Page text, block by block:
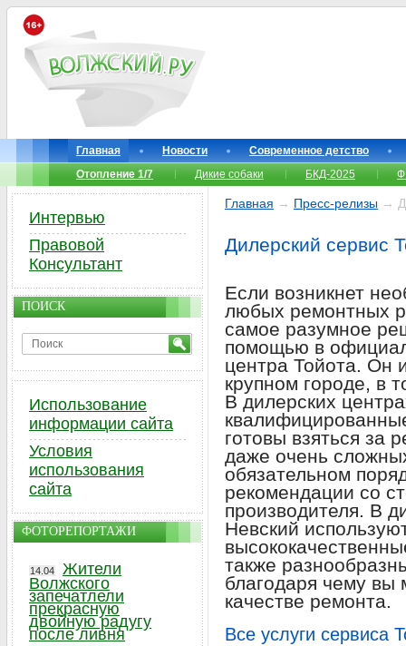
Главная Новости
Современное детство
Отопление 1/7
Дикие собаки БКД-2025
Главная → Пресс-релизы →
Дилерский сервис
Если возникнет
любых ремонтных
самое разумное
помощью в
центра Тойота. Он
крупном городе, в
В дилерских
готовы взяться за
даже очень
обязательном
рекомендации со
производителя. В
Невский
также
благодаря чему вы
качестве ремонта.
Все услуги сервиса
Интервью
Правовой
Консультант
ПОИСК
Использование
информации сайта
Условия
использования
сайта
ФОТОРЕПОРТАЖИ
14.04
Жители
Волжского
запечатлели
прекрасную
двойную радугу
после ливня